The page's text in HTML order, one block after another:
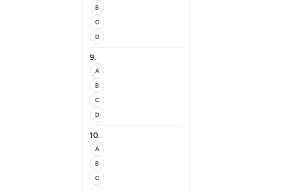
B
C
D
9.
A
B
C
D
10.
A
B
C